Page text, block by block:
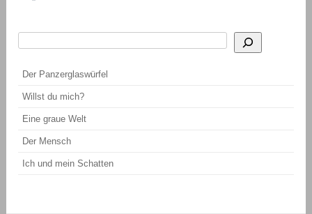
Der Panzerglaswürfel
Willst du mich?
Eine graue Welt
Der Mensch
Ich und mein Schatten